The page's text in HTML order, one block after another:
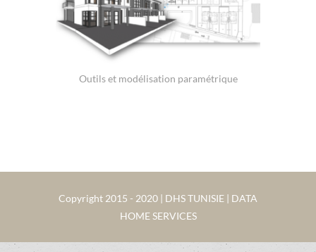
Outils et modélisation paramétrique
Copyright 2015 - 2020 | DHS TUNISIE | DATA
HOME SERVICES